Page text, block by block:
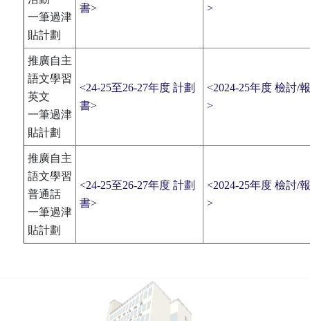
一筆過津
貼計劃
書>
>
推廣自主
語文學習
英文
一筆過津
貼計劃
<24-25至26-27年度 計劃
書>
<2024-25年度 檢討/
>
推廣自主
語文學習
普通話
一筆過津
貼計劃
<24-25至26-27年度 計劃
書>
<2024-25年度 檢討/
>